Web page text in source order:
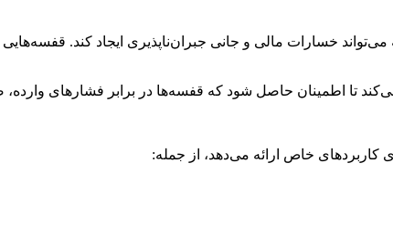
می‌تواند خسارات مالی و جانی جبران‌ناپذیری ایجاد کند.
اطمینان حاصل شود که قفسه‌ها در برابر فشارهای وارده،
کاربردهای خاص ارائه می‌دهد، از جمله: